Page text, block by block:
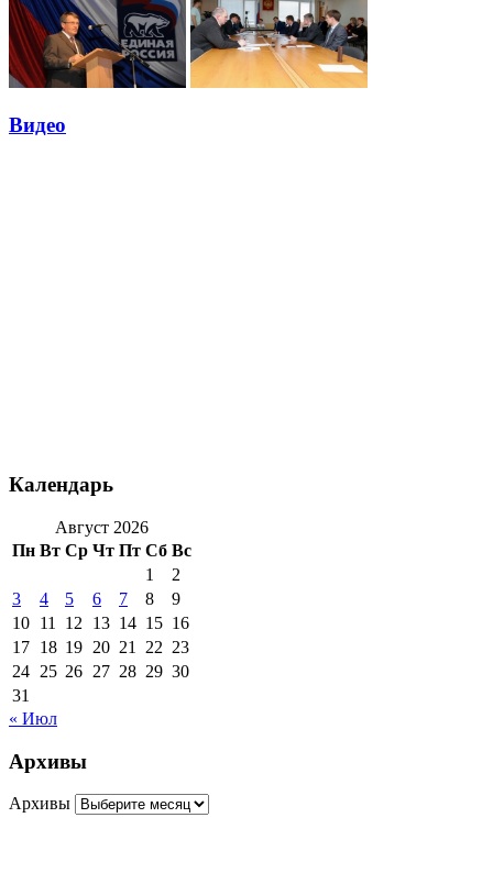
Видео
Календарь
Август 2026
Пн Вт Ср Чт Пт Сб Вс
1
2
3
4 5 6 7 8
9
10 11 12 13 14 15 16
17 18 19 20 21 22 23
24 25 26 27 28 29 30
31
« Июл
Архивы
Архивы